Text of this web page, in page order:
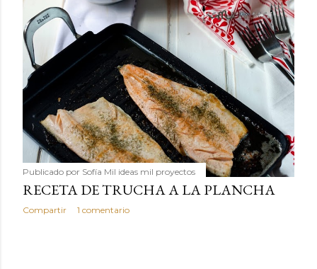
Publicado por Sofía Mil ideas mil proyectos
RECETA DE TRUCHA A LA PLANCHA
Compartir 1 comentario